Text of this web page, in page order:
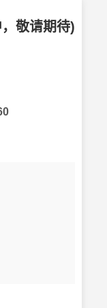
敬请期待)